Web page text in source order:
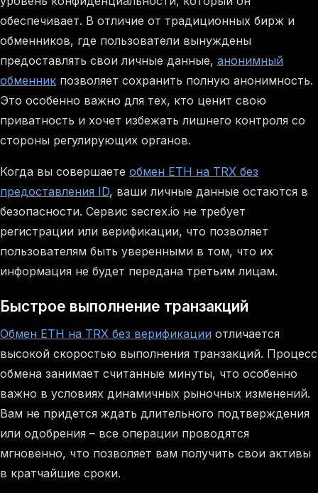
обеспечивает. В отличие от традиционных бирж и
обменников, где пользователи вынуждены
предоставлять свои личные данные, анонимный
обменник позволяет сохранить полную анонимность.
Это особенно важно для тех, кто ценит свою
приватность и хочет избежать лишнего контроля со
стороны регулирующих органов.
Когда вы совершаете обмен ETH на TRX без
предоставления ID, ваши личные данные остаются в
безопасности. Сервис secrex.io не требует
регистрации или верификации, что позволяет
пользователям быть уверенными в том, что их
информация не будет передана третьим лицам.
Быстрое выполнение транзакций
Обмен ETH на TRX без верификации отличается
высокой скоростью выполнения транзакций. Процесс
обмена занимает считанные минуты, что особенно
важно в условиях динамичных рыночных изменений.
Вам не придется ждать длительного подтверждения
или одобрения – все операции проводятся
мгновенно, что позволяет вам получить свои активы
в кратчайшие сроки.